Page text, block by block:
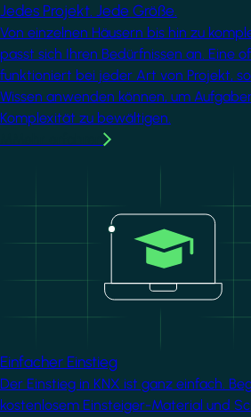
Jedes Projekt. Jede Größe.
Von einzelnen Häusern bis hin zu
passt sich Ihren Bedürfnissen an. Eine
funktioniert bei jeder Art von Projekt,
Wissen anwenden können, um
Komplexität zu bewältigen.
Einfacher Einstieg
Der Einstieg in KNX ist ganz einfach.
kostenlosem Einsteiger-Material und